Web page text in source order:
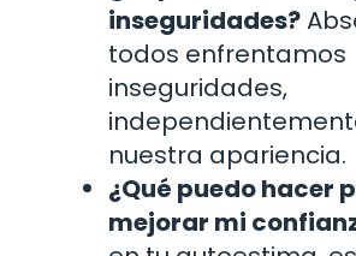
inseguridades?
todos enfrentamos
inseguridades,
nuestra apariencia.
¿Qué puedo hacer
mejorar mi